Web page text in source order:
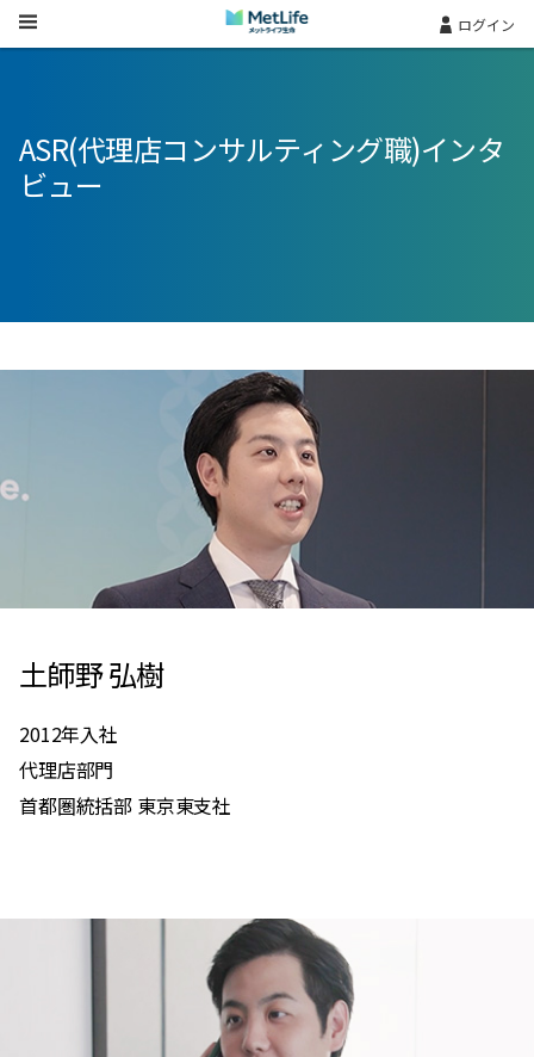
Skip Navigation ログイン
ASR(代理店コンサルティング職)インタ
ビュー
土師野 弘樹
2012年入社
代理店部門
首都圏統括部 東京東支社